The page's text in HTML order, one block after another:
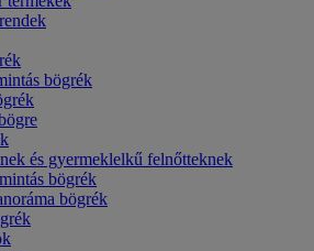
bögrék
és gyermeklelkű felnőtteknek
bögrék
bögrék